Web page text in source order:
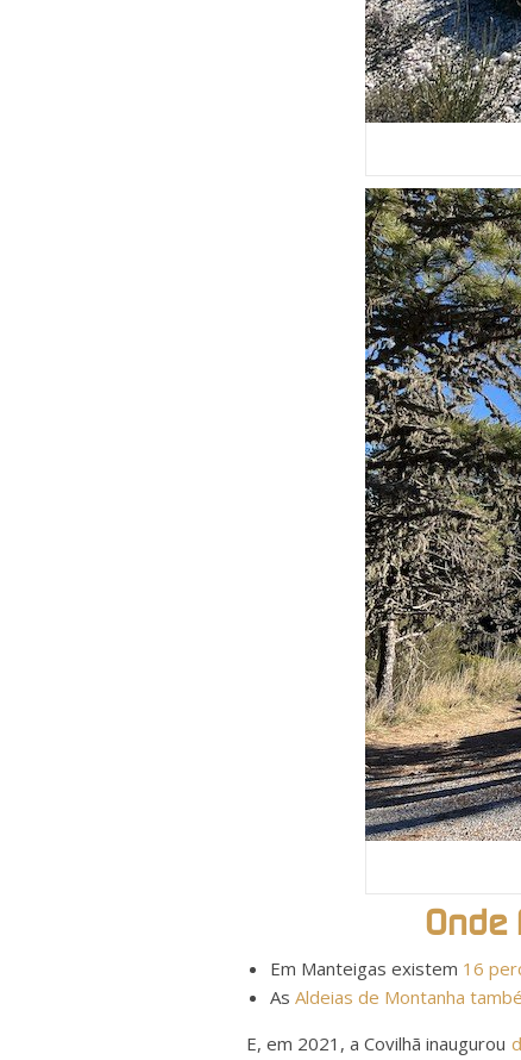
Onde
Em Manteigas existem 16
As Aldeias de Montanha
E, em 2021, a Covilhã inaugurou